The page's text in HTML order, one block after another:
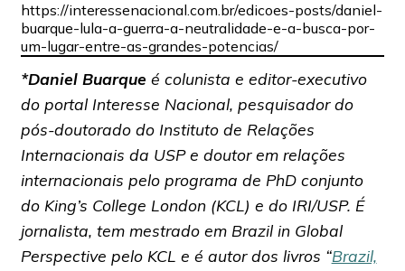
https://interessenacional.com.br/edicoes-posts/daniel-
buarque-lula-a-guerra-a-neutralidade-e-a-busca-por-
um-lugar-entre-as-grandes-potencias/
*Daniel Buarque é colunista e editor-executivo
do portal Interesse Nacional, pesquisador do
pós-doutorado do Instituto de Relações
Internacionais da USP e doutor em relações
internacionais pelo programa de PhD conjunto
do King’s College London (KCL) e do IRI/USP. É
jornalista, tem mestrado em Brazil in Global
Perspective pelo KCL e é autor dos livros “Brazil,